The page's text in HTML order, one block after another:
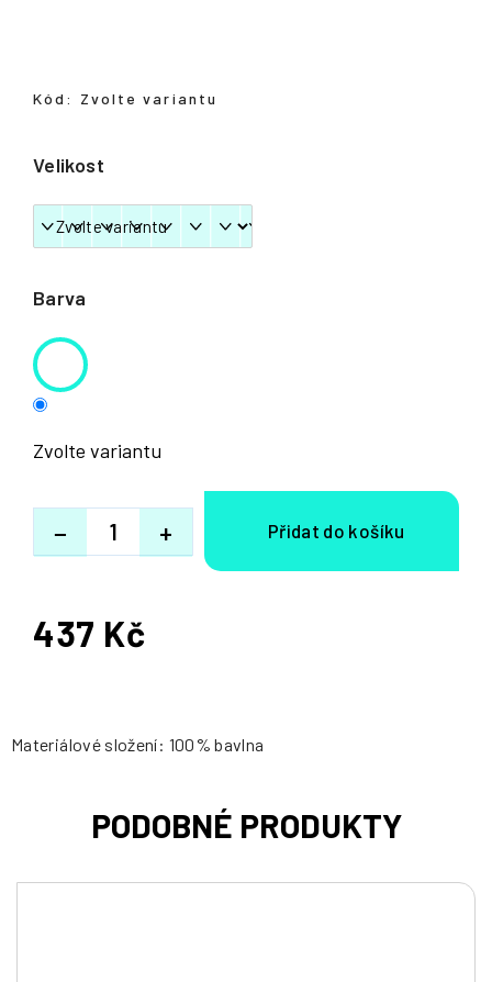
Barva
Velikost
Zvolte variantu
+
−
Kód: Zvolte variantu
437 Kč
Měrná
Materiálové složení: 100% bavlna